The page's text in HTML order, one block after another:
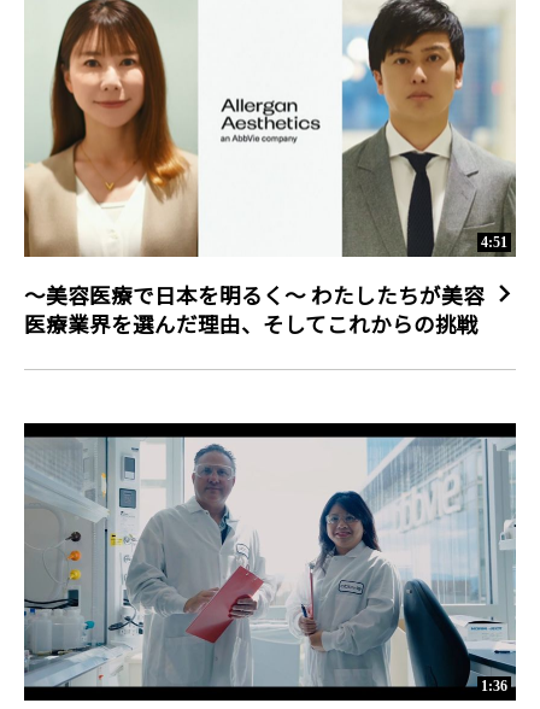
4:51
～美容医療で日本を明るく～ わたしたちが美容
医療業界を選んだ理由、そしてこれからの挑戦
1:36